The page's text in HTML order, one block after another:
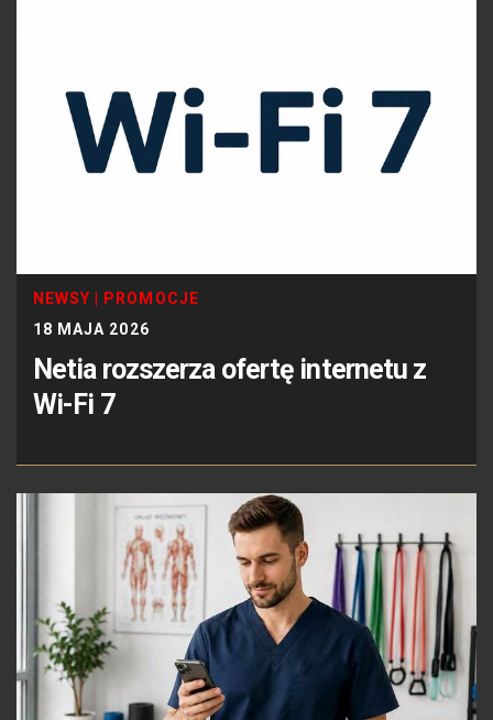
NEWSY
PROMOCJE
18 MAJA 2026
Netia rozszerza ofertę internetu z
Wi-Fi 7